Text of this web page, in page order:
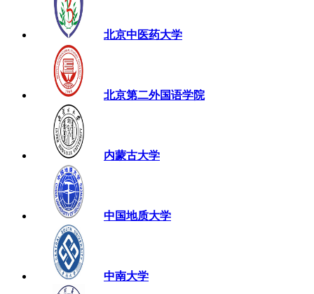
北京中医药大学
北京第二外国语学院
内蒙古大学
中国地质大学
中南大学